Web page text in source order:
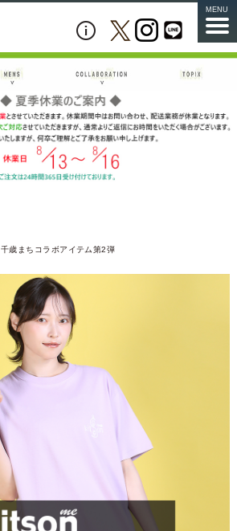
MENU
千歳まちコラボアイテム第2弾